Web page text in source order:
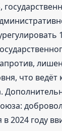
что ведёт
2024 году